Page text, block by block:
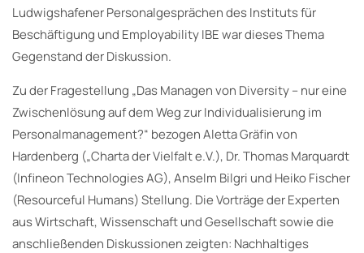
Ludwigshafener Personalgesprächen des Instituts für
Beschäftigung und Employability IBE war dieses Thema
Gegenstand der Diskussion.
Zu der Fragestellung „Das Managen von Diversity – nur eine
Zwischenlösung auf dem Weg zur Individualisierung im
Personalmanagement?“ bezogen Aletta Gräfin von
Hardenberg („Charta der Vielfalt e.V.), Dr. Thomas Marquardt
(Infineon Technologies AG), Anselm Bilgri und Heiko Fischer
(Resourceful Humans) Stellung. Die Vorträge der Experten
aus Wirtschaft, Wissenschaft und Gesellschaft sowie die
anschließenden Diskussionen zeigten: Nachhaltiges